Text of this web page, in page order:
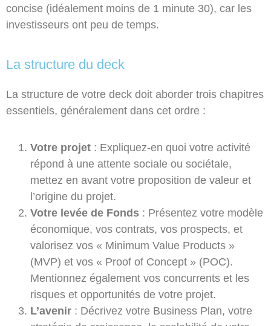
concise (idéalement moins de 1 minute 30), car les
investisseurs ont peu de temps.
La structure du deck
La structure de votre deck doit aborder trois chapitres
essentiels, généralement dans cet ordre :
Votre projet : Expliquez-en quoi votre activité
répond à une attente sociale ou sociétale,
mettez en avant votre proposition de valeur et
l’origine du projet.
Votre levée de Fonds : Présentez votre modèle
économique, vos contrats, vos prospects, et
valorisez vos « Minimum Value Products »
(MVP) et vos « Proof of Concept » (POC).
Mentionnez également vos concurrents et les
risques et opportunités de votre projet.
L’avenir : Décrivez votre Business Plan, votre